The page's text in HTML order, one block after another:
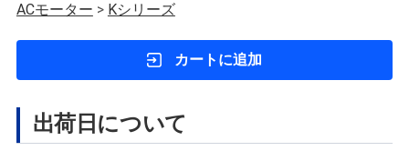
ACモーター > Kシリーズ
カートに追加
出荷日について